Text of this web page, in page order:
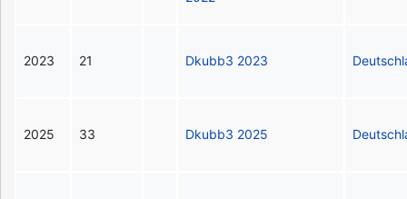
2023 21 Dkubb3 2023
2025 33 Dkubb3 2025